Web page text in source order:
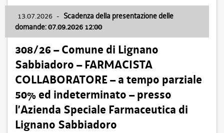
13.07.2026 - Scadenza della presentazione delle
domande: 07.09.2026 12:00
308/26 – Comune di Lignano
Sabbiadoro – FARMACISTA
COLLABORATORE – a tempo parziale
50% ed indeterminato – presso
l’Azienda Speciale Farmaceutica di
Lignano Sabbiadoro